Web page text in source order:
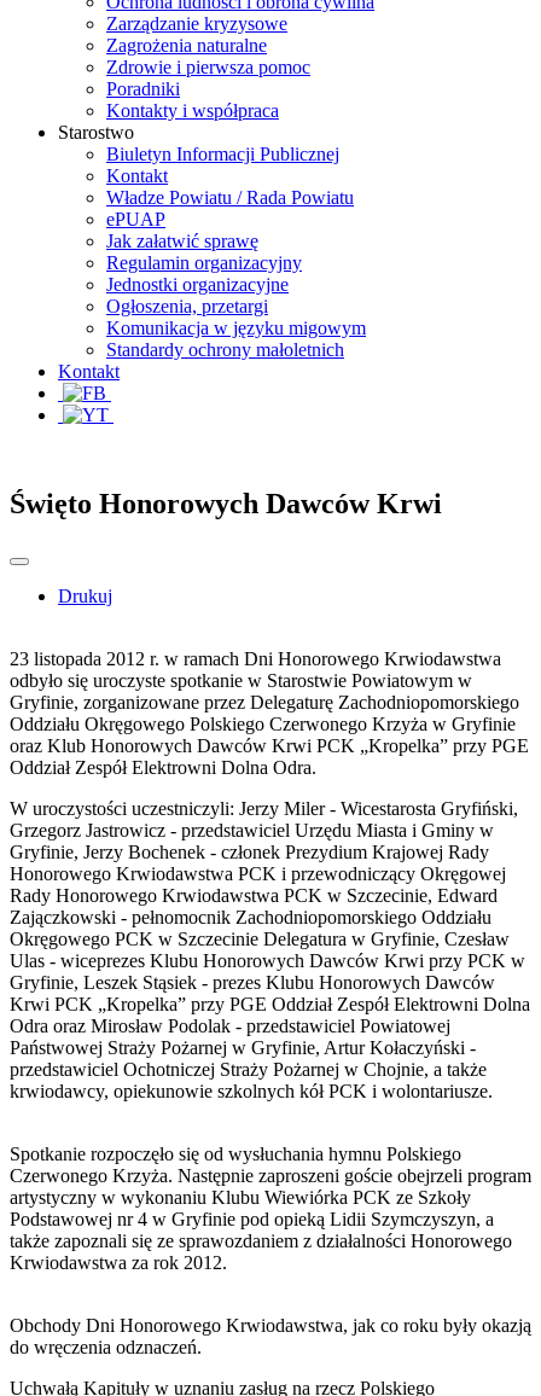
Zarządzanie kryzysowe
Zagrożenia naturalne
Zdrowie i pierwsza pomoc
Poradniki
Kontakty i współpraca
Starostwo
Biuletyn Informacji Publicznej
Kontakt
Władze Powiatu / Rada Powiatu
ePUAP
Jak załatwić sprawę
Regulamin organizacyjny
Jednostki organizacyjne
Ogłoszenia, przetargi
Komunikacja w języku migowym
Standardy ochrony małoletnich
Kontakt
Święto Honorowych Dawców Krwi
Drukuj
23 listopada 2012 r. w ramach Dni Honorowego Krwiodawstwa
odbyło się uroczyste spotkanie w Starostwie Powiatowym w
Gryfinie, zorganizowane przez Delegaturę Zachodniopomorskiego
Oddziału Okręgowego Polskiego Czerwonego Krzyża w Gryfinie
oraz Klub Honorowych Dawców Krwi PCK „Kropelka” przy PGE
Oddział Zespół Elektrowni Dolna Odra.
W uroczystości uczestniczyli: Jerzy Miler - Wicestarosta Gryfiński,
Grzegorz Jastrowicz - przedstawiciel Urzędu Miasta i Gminy w
Gryfinie, Jerzy Bochenek - członek Prezydium Krajowej Rady
Honorowego Krwiodawstwa PCK i przewodniczący Okręgowej
Rady Honorowego Krwiodawstwa PCK w Szczecinie, Edward
Zajączkowski - pełnomocnik Zachodniopomorskiego Oddziału
Okręgowego PCK w Szczecinie Delegatura w Gryfinie, Czesław
Ulas - wiceprezes Klubu Honorowych Dawców Krwi przy PCK w
Gryfinie, Leszek Stąsiek - prezes Klubu Honorowych Dawców
Krwi PCK „Kropelka” przy PGE Oddział Zespół Elektrowni Dolna
Odra oraz Mirosław Podolak - przedstawiciel Powiatowej
Państwowej Straży Pożarnej w Gryfinie, Artur Kołaczyński -
przedstawiciel Ochotniczej Straży Pożarnej w Chojnie, a także
krwiodawcy, opiekunowie szkolnych kół PCK i wolontariusze.
Spotkanie rozpoczęło się od wysłuchania hymnu Polskiego
Czerwonego Krzyża. Następnie zaproszeni goście obejrzeli program
artystyczny w wykonaniu Klubu Wiewiórka PCK ze Szkoły
Podstawowej nr 4 w Gryfinie pod opieką Lidii Szymczyszyn, a
także zapoznali się ze sprawozdaniem z działalności Honorowego
Krwiodawstwa za rok 2012.
Obchody Dni Honorowego Krwiodawstwa, jak co roku były okazją
do wręczenia odznaczeń.
Uchwałą Kapituły w uznaniu zasług na rzecz Polskiego